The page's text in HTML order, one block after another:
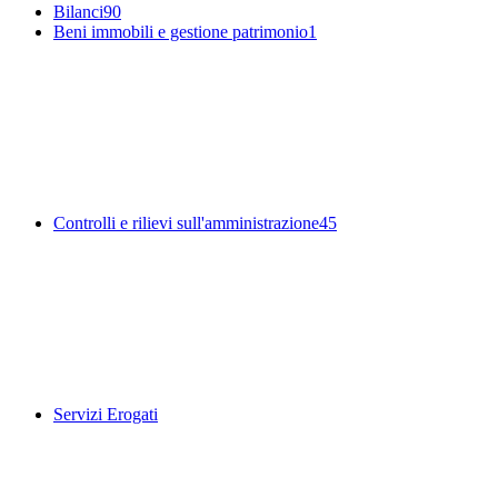
Bilanci90
Beni immobili e gestione patrimonio1
Controlli e rilievi sull'amministrazione45
Servizi Erogati